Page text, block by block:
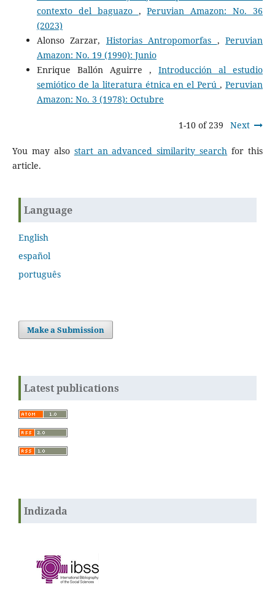
contexto del baguazo ,Peruvian Amazon: No. 36
(2023)
Alonso Zarzar, Historias Antropomorfas ,Peruvian
Amazon: No. 19 (1990): Junio
Enrique Ballón Aguirre ,Introducción al estudio
semiótico de la literatura étnica en el Perú,Peruvian
Amazon: No. 3 (1978): Octubre
1-10 of 239 Next
You may also start an advanced similarity search for this
article.
Language
English
español
português
Make a Submission
Latest publications
Indizada